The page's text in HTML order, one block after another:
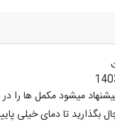
میشود مکمل ها را
بگذارید تا دمای خیلی